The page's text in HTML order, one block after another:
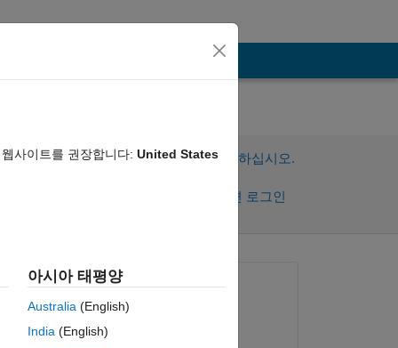
이 질문에 답변하려면 로그인하십시오.
활동을 팔로우하려면 로그인
질문:
Josep Llobet
2022년 7월 15일
사이트를 권장합니다: United States
아시아 태평양
Australia(English)
India(English)